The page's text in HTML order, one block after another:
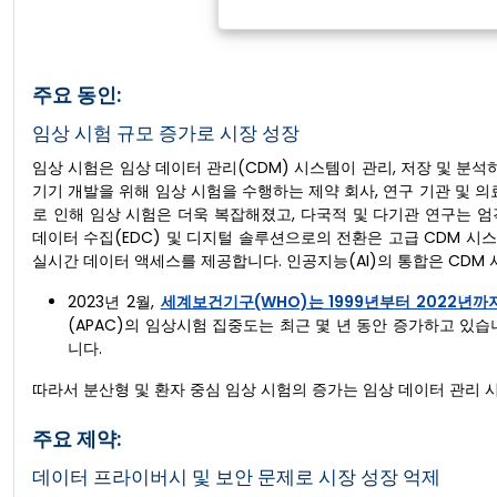
주요 동인:
임상 시험 규모 증가로 시장 성장
임상 시험은 임상 데이터 관리(CDM) 시스템이 관리, 저장 및 분
기기 개발을 위해 임상 시험을 수행하는 제약 회사, 연구 기관 및
로 인해 임상 시험은 더욱 복잡해졌고, 다국적 및 다기관 연구는
데이터 수집(EDC) 및 디지털 솔루션으로의 전환은 고급 CDM 시
실시간 데이터 액세스를 제공합니다. 인공지능(AI)의 통합은 CDM
2023년 2월, 세계보건기구(WHO)는 1999년부터 2022년까
(APAC)의 임상시험 집중도는 최근 몇 년 동안 증가하고 있
니다.
따라서 분산형 및 환자 중심 임상 시험의 증가는 임상 데이터 관리
주요 제약:
데이터 프라이버시 및 보안 문제로 시장 성장 억제